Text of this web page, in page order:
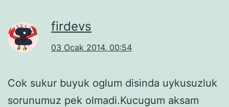
firdevs
03 Ocak 2014, 00:54
Cok sukur buyuk oglum disinda uykusuzluk
sorunumuz pek olmadi.Kucugum aksam